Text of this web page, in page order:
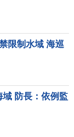
限制水域 海巡
域 防長：依例監